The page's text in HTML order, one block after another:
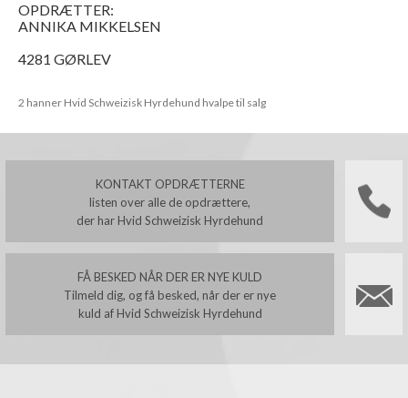
OPDRÆTTER:
ANNIKA MIKKELSEN
4281 GØRLEV
2 hanner Hvid Schweizisk Hyrdehund hvalpe til salg
KONTAKT OPDRÆTTERNE
listen over alle de opdrættere,
der har Hvid Schweizisk Hyrdehund
FÅ BESKED NÅR DER ER NYE KULD
Tilmeld dig, og få besked, når der er nye
kuld af Hvid Schweizisk Hyrdehund